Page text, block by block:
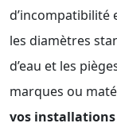
d’incompatibilité
les diamètres
d’eau et les
marques ou
vos